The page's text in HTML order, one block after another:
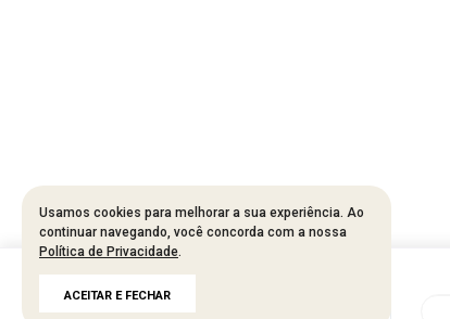
R$ 167,95 R$335
Usamos cookies para melhorar a sua experiência. Ao
continuar navegando, você concorda com a nossa
Política de Privacidade.
ACEITAR E FECHAR
Developed by